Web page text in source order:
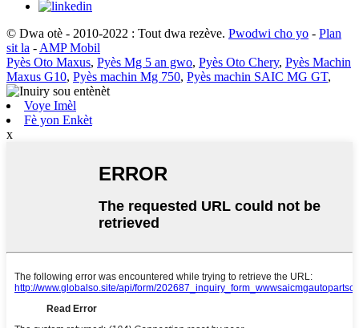
© Dwa otè - 2010-2022 : Tout dwa rezève. Pwodwi cho yo - Plan
sit la - AMP Mobil
Pyès Oto Maxus, Pyès Mg 5 an gwo, Pyès Oto Chery, Pyès Machin
Maxus G10, Pyès machin Mg 750, Pyès machin SAIC MG GT,
Voye Imèl
Fè yon Enkèt
x